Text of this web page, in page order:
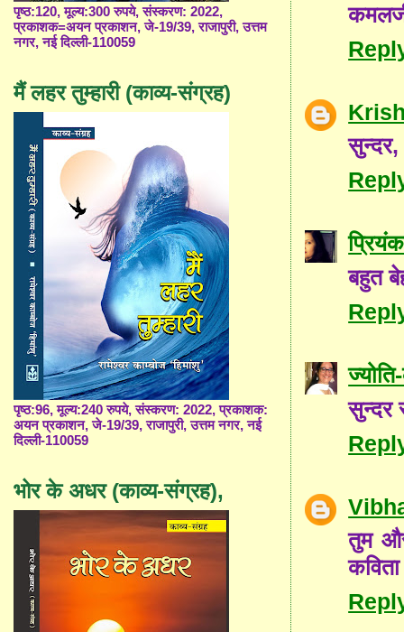
बहुत
सुन्दर
तुम और
पृष्ठ:120, मूल्य:300 रुपये, संस्करण: 2022,
प्रकाशक=अयन प्रकाशन, जे-19/39, राजापुरी, उत्तम
नगर, नई दिल्ली-110059
मैं लहर तुम्हारी (काव्य-संग्रह)
पृष्ठ:96, मूल्य:240 रुपये, संस्करण: 2022, प्रकाशक:
अयन प्रकाशन, जे-19/39, राजापुरी, उत्तम नगर, नई
दिल्ली-110059
भोर के अधर (काव्य-संग्रह),